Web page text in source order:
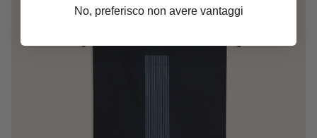
No, preferisco non avere vantaggi